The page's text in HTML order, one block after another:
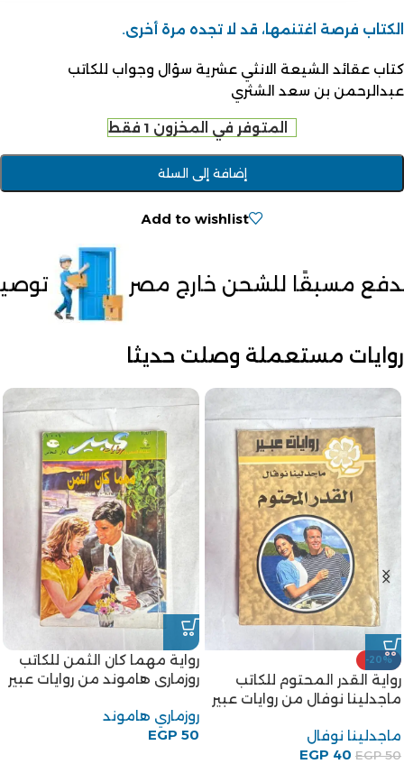
الكتاب فرصة اغتنمها، قد لا تجده مرة أخرى.
كتاب عقائد الشيعة الانثي عشرية سؤال وجواب للكاتب
عبدالرحمن بن سعد الشثري
المتوفر في المخزون 1 فقط
إضافة إلى السلة
Add to wishlist
توصيل لحد باب البيت مصر
روايات مستعملة وصلت حديثا
عبير
رواية الزوج المنسي للكاتبة
إليزابيث اوغست من روايات عبير
EGP50
رواية شراع فى الليل من
احلام
EGP50